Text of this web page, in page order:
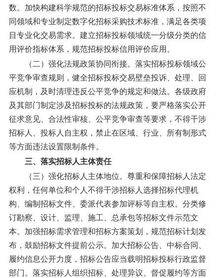
数。加快构建科学规范的招标投标交易标准体系，按照不
同领域和专业制定数字化招标采购技术标准，满足各类项
目专业化交易需求。建立招标投标领域统一分级分类的信
用评价指标体系，规范招标投标信用评价应用。
（二）强化法规政策协同衔接。 落实招标投标领域公
平竞争审查规则，健全招标投标交易壁垒投诉、处理、回
应机制，及时清理违反公平竞争的规定和做法。各级政府
及其部门制定涉及招标投标的法规政策，要严格落实公开
征求意见、合法性审核、公平竞争审查等要求，不得干涉
招标人、投标人自主权，禁止在区域、行业、所有制形式
等方面违法设置限制条件。
三、落实招标人主体责任
（三）强化招标人主体地位。 尊重和保障招标人法定
权利，任何单位和个人不得干涉招标人选择招标代理机
构、编制招标文件、委派代表参加评标等自主权。分类修
订勘察、设计、监理、施工、总承包等招标文件示范文
本。加强招标需求管理和招标方案策划，规范招标计划发
布，鼓励招标文件提前公示。加大招标公告、中标合同、
履约信息公开力度，招标公告应当载明招标投标行政监督
部门。落实招标人组织招标、处理异议、督促履约等方面